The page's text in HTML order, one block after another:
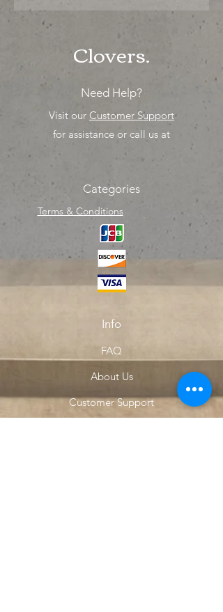
comprar o para surtir, solo los
mejores precios para tu tienda o
Clovers.
Need Help?
Visit our Customer Support
for assistance or call us at
Categories
Terms & Conditions
Info
FAQ
About Us
Customer Support